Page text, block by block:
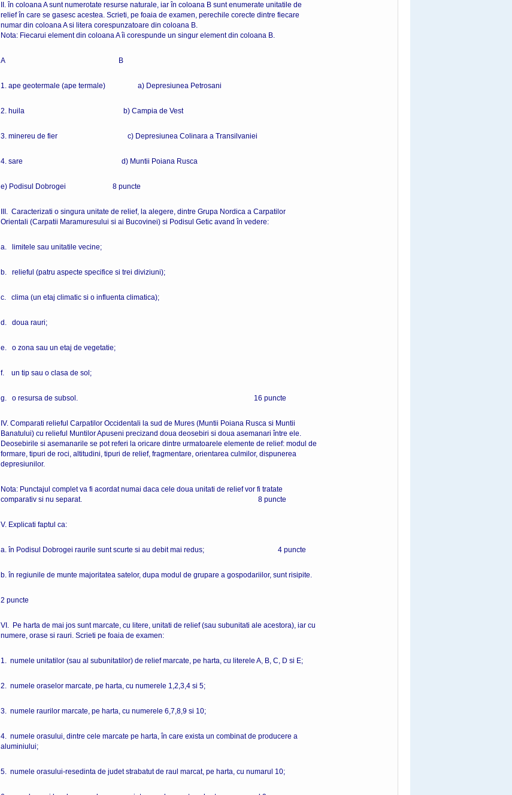
II. în coloana A sunt numerotate resurse naturale, iar în coloana B sunt enumerate unitatile de
relief în care se gasesc acestea. Scrieti, pe foaia de examen, perechile corecte dintre fiecare
numar din coloana A si litera corespunzatoare din coloana B.
Nota: Fiecarui element din coloana A îi corespunde un singur element din coloana B.
A B
1. ape geotermale (ape termale) a) Depresiunea Petrosani
2. huila b) Campia de Vest
3. minereu de fier c) Depresiunea Colinara a Transilvaniei
4. sare d) Muntii Poiana Rusca
e) Podisul Dobrogei 8 puncte
III. Caracterizati o singura unitate de relief, la alegere, dintre Grupa Nordica a Carpatilor
Orientali (Carpatii Maramuresului si ai Bucovinei) si Podisul Getic avand în vedere:
a. limitele sau unitatile vecine;
b. relieful (patru aspecte specifice si trei diviziuni);
c. clima (un etaj climatic si o influenta climatica);
d. doua rauri;
e. o zona sau un etaj de vegetatie;
f. un tip sau o clasa de sol;
g. o resursa de subsol. 16 puncte
IV. Comparati relieful Carpatilor Occidentali la sud de Mures (Muntii Poiana Rusca si Muntii
Banatului) cu relieful Muntilor Apuseni precizand doua deosebiri si doua asemanari între ele.
Deosebirile si asemanarile se pot referi la oricare dintre urmatoarele elemente de relief: modul de
formare, tipuri de roci, altitudini, tipuri de relief, fragmentare, orientarea culmilor, dispunerea
depresiunilor.
Nota: Punctajul complet va fi acordat numai daca cele doua unitati de relief vor fi tratate
comparativ si nu separat. 8 puncte
V. Explicati faptul ca:
a. în Podisul Dobrogei raurile sunt scurte si au debit mai redus; 4 puncte
b. în regiunile de munte majoritatea satelor, dupa modul de grupare a gospodariilor, sunt risipite.
2 puncte
VI. Pe harta de mai jos sunt marcate, cu litere, unitati de relief (sau subunitati ale acestora), iar cu
numere, orase si rauri. Scrieti pe foaia de examen:
1. numele unitatilor (sau al subunitatilor) de relief marcate, pe harta, cu literele A, B, C, D si E;
2. numele oraselor marcate, pe harta, cu numerele 1,2,3,4 si 5;
3. numele raurilor marcate, pe harta, cu numerele 6,7,8,9 si 10;
4. numele orasului, dintre cele marcate pe harta, în care exista un combinat de producere a
aluminiului;
5. numele orasului-resedinta de judet strabatut de raul marcat, pe harta, cu numarul 10;